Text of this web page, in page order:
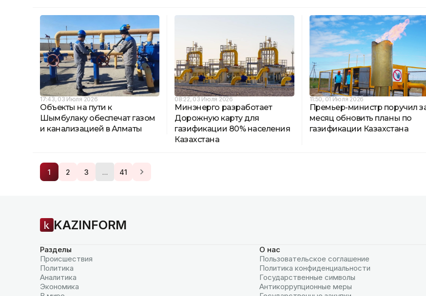
17:43, 03 Июля 2026
Объекты на пути к
Шымбулаку обеспечат газом
и канализацией в Алматы
08:22, 03 Июля 2026
Минэнерго разработает
Дорожную карту для
газификации 80% населения
Казахстана
11:50, 01 Июля 2026
Премьер-министр поручил
месяц обновить планы по
газификации Казахстана
1 2 3 … 41
KAZINFORM
Разделы
Происшествия
Политика
Аналитика
Экономика
О нас
Пользовательское соглашение
Политика конфиденциальности
Государственные символы
Антикоррупционные меры